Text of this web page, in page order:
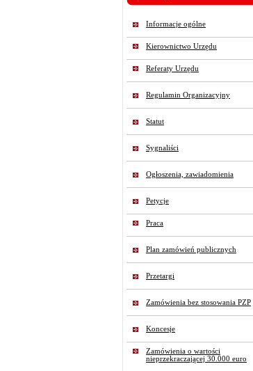
Informacje ogólne
Kierownictwo Urzędu
Referaty Urzędu
Regulamin Organizacyjny
Statut
Sygnaliści
Ogłoszenia, zawiadomienia
Petycje
Praca
Plan zamówień publicznych
Przetargi
Zamówienia bez stosowania PZP
Koncesje
Zamówienia o wartości
nieprzekraczającej 30.000 euro